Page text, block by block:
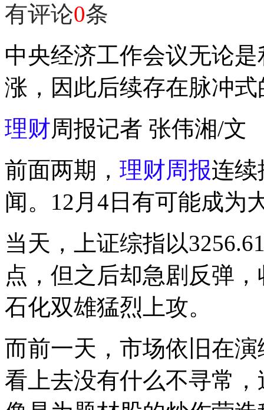
有评论0条
中央经济工作会议无论
涨，因此后续存在脉冲式
理财周报记者 张伟湘/文
前面两期， 理财周报连续
闻。12月4日有可能成为
当天，上证综指以
点，但之后却急剧反弹
石化双雄猛烈上攻。
而前一天，市场依旧在
看上去没有什么不寻常